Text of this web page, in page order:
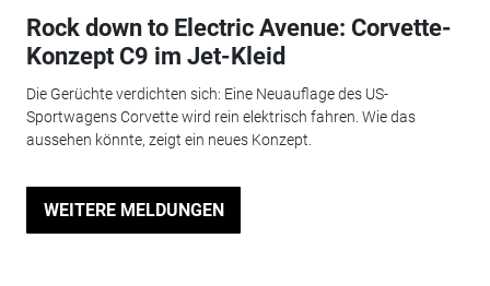
Rock down to Electric Avenue: Corvette-
Konzept C9 im Jet-Kleid
Die Gerüchte verdichten sich: Eine Neuauflage des US-
Sportwagens Corvette wird rein elektrisch fahren. Wie das
aussehen könnte, zeigt ein neues Konzept.
WEITERE MELDUNGEN